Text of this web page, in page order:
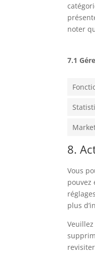
noter
7.1
8.
Vous
pouvez
plus